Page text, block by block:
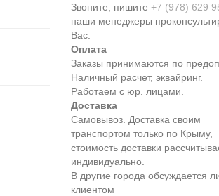
Звоните, пишите +7 (978) 629
наши менеджеры
Вас.
Оплата
Заказы принимаются по
Наличный расчет, эквайринг.
Работаем с юр. лицами.
Доставка
Самовывоз. Доставка своим
транспортом только по Крыму,
стоимость доставки
индивидуально.
В другие города обсуждается
клиентом